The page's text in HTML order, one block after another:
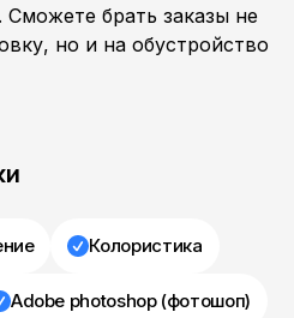
брать заказы не
но и на обустройство
Колористика
Adobe photoshop (фотошоп)